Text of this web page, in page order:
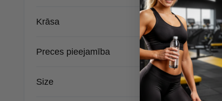
Krāsa
Preces pieejamība
Size
Nils
Īpaša
19,05 €
29,30 €